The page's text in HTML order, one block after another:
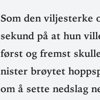
Som den vilje­sterke
sekund på at hun
først og fremst
nister brøytet
om å sette nedslag